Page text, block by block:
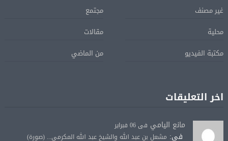
غير مصنف
مجتمع
محلية
مقالات
مكتبة الفيديو
من الماضي
اخر التعليقات
مانع اليامي فى 06 فبراير
فى: مشعل بن عبد الله والشيخ عبد الله المكرمي... (صورة)